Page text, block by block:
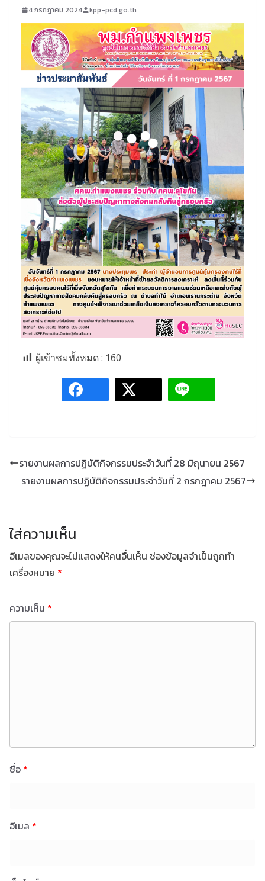
4 กรกฎาคม 2024 kpp-pcd.go.th
ผู้เข้าชมทั้งหมด : 160
รายงานผลการปฏิบัติกิจกรรมประจำวันที่ 28 มิถุนายน 2567
รายงานผลการปฏิบัติกิจกรรมประจำวันที่ 2 กรกฎาคม 2567
ใส่ความเห็น
อีเมลของคุณจะไม่แสดงให้คนอื่นเห็น ช่องข้อมูลจำเป็นถูกทำ
เครื่องหมาย *
ความเห็น *
ชื่อ *
อีเมล *